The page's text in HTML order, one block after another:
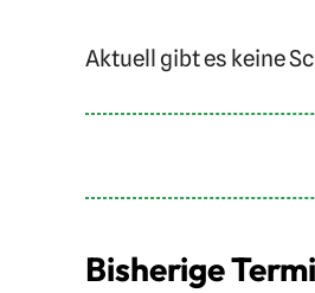
Aktuell gibt es keine
Bisherige